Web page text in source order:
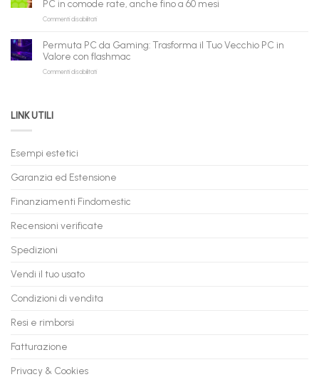
shopping
qui
per
rivenditori
Pronta
Consegna
Nuovi
Ricondizionati,
Spedizione
PC in comode rate, anche fino a 60 mesi
Commenti disabilitatisu
Gaming
a
Rate
Online:
anche
a
Permuta PC da Gaming: Trasforma il Tuo Vecchio PC in
Valore con flashmac
Commenti disabilitatisu
in
con
LINK UTILI
Esempi estetici
Garanzia ed Estensione
Finanziamenti Findomestic
Recensioni verificate
Spedizioni
Vendi il tuo usato
Condizioni di vendita
Resi e rimborsi
Fatturazione
Privacy & Cookies